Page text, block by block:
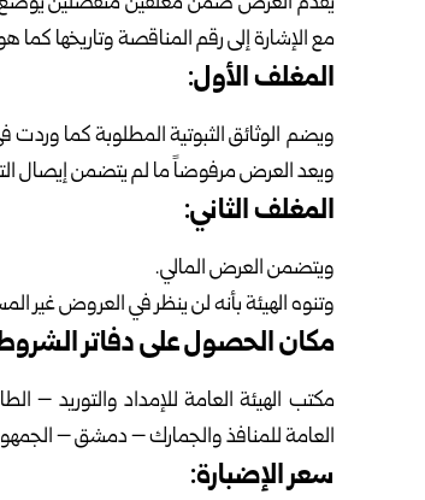
مع الإشارة إلى رقم المناقصة وتاريخها كما
المغلف الأول:
ويضم الوثائق الثبوتية المطلوبة كما وردت
ويعد العرض مرفوضاً ما لم يتضمن إيصال
المغلف الثاني:
ويتضمن العرض المالي.
وتنوه الهيئة بأنه لن ينظر في العروض غير
مكان الحصول على دفاتر
مكتب الهيئة العامة للإمداد والتوريد –
العامة للمنافذ والجمارك – دمشق –
سعر الإضبارة: